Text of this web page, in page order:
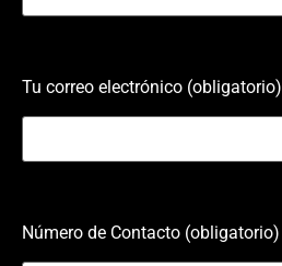
Tu correo electrónico (obligatorio)
Número de Contacto (obligatorio)